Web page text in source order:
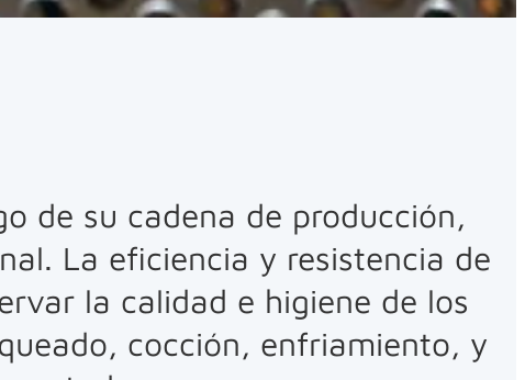
de su cadena de producción,
La eficiencia y resistencia de
la calidad e higiene de los
cocción, enfriamiento, y